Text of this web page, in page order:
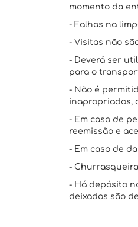
momento da
- Falhas na
- Visitas não
- Deverá ser
para o
- Não é
inapropriados,
- Em caso de
reemissão e
- Em caso de
-
- Há depósito
deixados são